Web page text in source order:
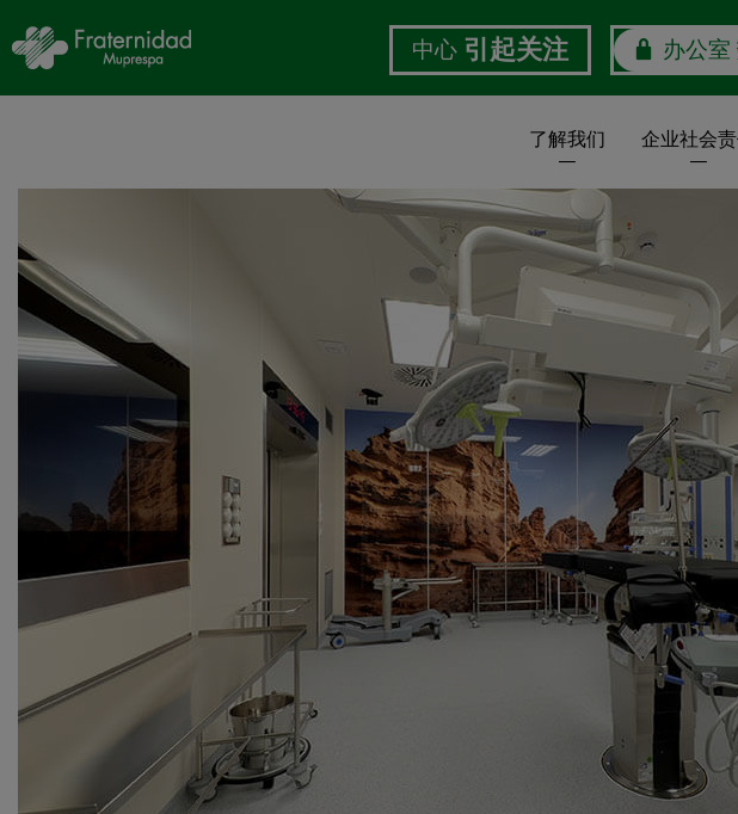
主
要
中心 引起关注 办公室
了解我们 企业社会